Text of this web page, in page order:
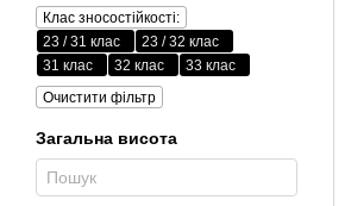
Клас зносостійкості:
23 / 31 клас
23 / 32 клас
31 клас
32 клас
33 клас
Очистити фільтр
Загальна висота